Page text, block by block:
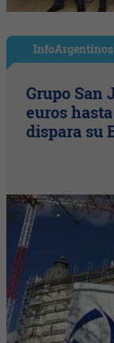
InfoArgentinos
Grupo San
euros
dispara su